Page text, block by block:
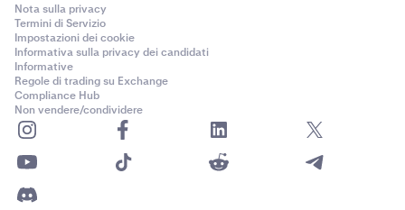
Nota sulla privacy
Termini di Servizio
Impostazioni dei cookie
Informativa sulla privacy dei candidati
Informative
Regole di trading su Exchange
Compliance Hub
Non vendere/condividere